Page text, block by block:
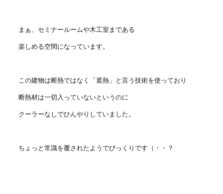
まぁ、セミナールームや木工室まである
楽しめる空間になっています。
この建物は断熱ではなく「遮熱」と言う技術を使っており
断熱材は一切入っていないというのに
クーラーなしでひんやりしていました。
ちょっと常識を覆されたようでびっくりです（・・？